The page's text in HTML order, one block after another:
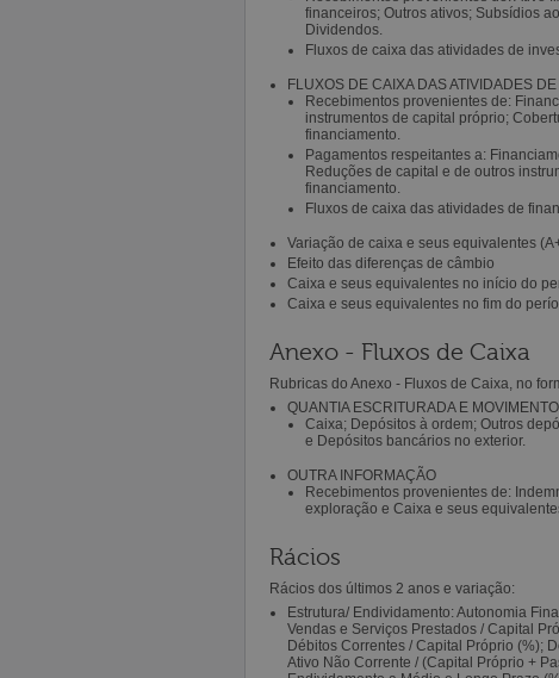
financeiros; Outros ativos; Subsídios
Dividendos.
Fluxos de caixa das atividades de
FLUXOS DE CAIXA DAS ATIVIDADES
Recebimentos provenientes de:
instrumentos de capital próprio;
financiamento.
Pagamentos respeitantes a:
Reduções de capital e de outros
financiamento.
Fluxos de caixa das atividades de
Variação de caixa e seus equivalentes
Efeito das diferenças de câmbio
Caixa e seus equivalentes no início do
Caixa e seus equivalentes no fim do
Anexo - Fluxos de Caixa
Rubricas do Anexo - Fluxos de Caixa, no
QUANTIA ESCRITURADA E
Caixa; Depósitos à ordem; Outros
e Depósitos bancários no exterior.
OUTRA INFORMAÇÃO
Recebimentos provenientes de:
exploração e Caixa e seus
Rácios
Rácios dos últimos 2 anos e variação:
Estrutura/ Endividamento: Autonomia
Vendas e Serviços Prestados / Capital
Débitos Correntes / Capital Próprio (%);
Ativo Não Corrente / (Capital Próprio +